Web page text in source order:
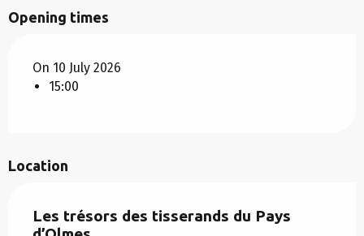
Opening times
On 10 July 2026
15:00
Location
Les trésors des tisserands du Pays